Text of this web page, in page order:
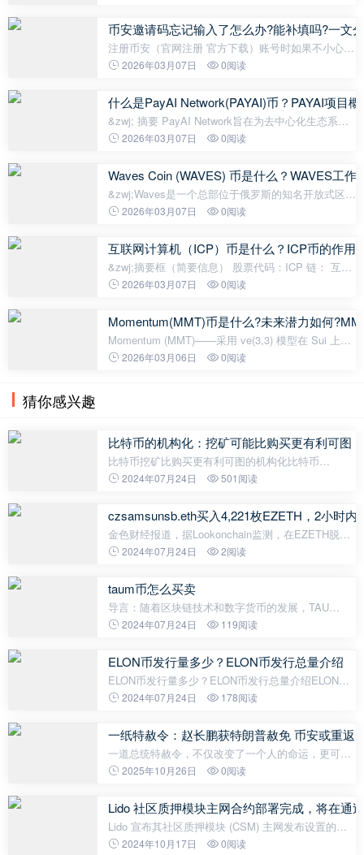
友好委托单”是专
币安邀请码忘记输入了怎么办?能补填吗?一文
注册币安（官网注册 官方下载）账号时如果不小心漏
填了推荐码，你仍然可以通过后续操作进行补填。 不
刚注册完成且未进行任何交易的情
2026年03月07日 0阅读
什么是PayAI Network(PAYAI)币？PAYAI项目
&zwj; 摘要 PayAI Network旨在为去中心化生态系统
中的自主AI代理提供支付便利。总供应量为
的交易量约为$5,966,099。主要特点
2026年03月07日 0阅读
Waves Coin (WAVES) 币是什么？WAVES工
&zwj;Waves是一个总部位于俄罗斯的知名开放式区块
链平台。它成立于 2016 年，旨在实现自定义代币发
(WAVES) 是一种供应量固定的实
2026年03月07日 0阅读
互联网计算机（ICP）币是什么？ICP币的作用
&zwj;摘要框（简要信息） 股票代码：ICP 链： 互联
网计算机合约地址： 不适用（原生代币）流通供应
景：通过“罐式”智能合约为去中心化
2026年03月07日 0阅读
Momentum(MMT)币是什么?未来潜力如何
Momentum (MMT)——采用 ve(3,3) 模型在 Sui 上提
供深度流动性——因其在币安上线以及最高价格达到
2026年03月06日 0阅读
猜你感兴趣
比特币的机构化：挖矿可能比购买更有利可图
比特币挖矿比购买更有利可图的机构化比特币
（Bitcoin）作为一种全球性的加密货币已经成为投资
字资产的方式，但挖矿在某些情况下
2024年07月24日 501阅读
czsamsunsb.eth买入4,221枚EZETH，2小时内
金色财经报道，据Lookonchain监测，在EZETH脱钩
后，czsamsunsb.eth仅在2小时内就赚了121.65枚
EZETH，赚了121.65枚ETH。
2024年07月24日 2阅读
taum币怎么买卖
导言：随着区块链技术和数字货币的发展，TAU
Chain诞生了TAU币，它是一个新兴的加密货币，极具
提供了多种渠道。TAU币的买卖渠道：TAU币的
2024年07月24日 119阅读
ELON币发行量多少？ELON币发行总量介绍
ELON币发行量多少？ELON币发行总量介绍ELON币
是一种基于以太坊的加密货币，它与特斯拉公司的
币，ELON币的发行总量取决于社区的需求
2024年07月24日 178阅读
一纸特赦令：赵长鹏获特朗普赦免 币安或重返
一道总统特赦令，不仅改变了一个人的命运，更可能
重塑全球加密货币市场的竞争格局。从联邦囚犯到自
完美合谋。“很多人说他什么罪都
2025年10月26日 0阅读
Lido 社区质押模块主网合约部署完成，将在通
Lido 宣布其社区质押模块 (CSM) 主网发布设置的快
照投票已顺利通过，合约现已部署在以太坊上，将在
2024年10月17日 0阅读